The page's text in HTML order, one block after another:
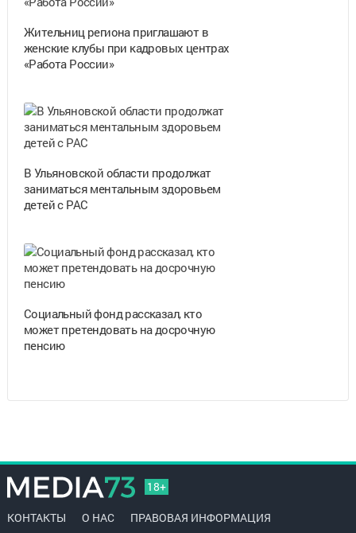
Жительниц региона приглашают в
женские клубы при кадровых центрах
«Работа России»
В Ульяновской области продолжат
заниматься ментальным здоровьем
детей с РАС
Социальный фонд рассказал, кто
может претендовать на досрочную
пенсию
18+
КОНТАКТЫ О НАС ПРАВОВАЯ ИНФОРМАЦИЯ